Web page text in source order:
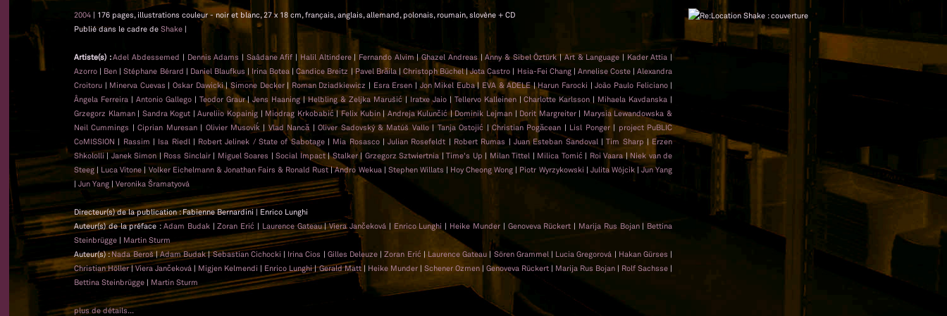
2004 | 176 pages, illustrations couleur - noir et blanc, 27 x 18 cm, français, anglais, allemand, polonais, roumain, slovène + CD
Publié dans le cadre de Shake |
Artiste(s) :Adel Abdessemed | Dennis Adams | Saâdane Afif | Halil Altindere| Fernando Alvim|Ghazel Andreas|Anny & Sibel Öztürk|Art & Language | Kader Attia |
Azorro | Ben |Stéphane Bérard | Daniel Blaufkus | Irina Botea |Candice Breitz | Pavel Brăila | Christoph Büchel|Jota Castro | Hsia-Fei Chang| Annelise Coste |Alexandra
Croitoru | Minerva Cuevas |Oskar Dawicki| Simone Decker| Roman Dziadkiewicz | Esra Ersen | Jon Mikel Euba| EVA & ADELE|Harun Farocki |João Paulo Feliciano|
Ângela Ferreira | Antonio Gallego| Teodor Graur|Jens Haaning|Helbling & Zeljka Marušić| Iratxe Jaio|Tellervo Kalleinen|Charlotte Karlsson | Mihaela Kavdanska |
Grzegorz Klaman| Sandra Kogut |Aureliio Kopainig | Miodrag Krkobabić|Felix Kubin| Andreja Kulunčić|Dominik Lejman| Dorit Margreiter| Marysia Lewandowska &
Neil Cummings |Ciprian Muresan| Olivier Musoviḱ | Vlad Nancă |Oliver Sadovský & Matúš Vallo| Tanja Ostojić |Christian Pogăcean | Lisl Ponger| project PuBLIC
CoMISSION | Rassim | Isa Riedl | Robert Jelinek / State of Sabotage| Mia Rosasco|Julian Rosefeldt | Robert Rumas |Juan Esteban Sandoval |Tim Sharp | Erzen
Shkololli | Janek Simon | Ross Sinclair| Miguel Soares |Social Impact|Stalker| Grzegorz Sztwiertnia |Time's Up | Milan Tittel | Milica Tomić | Roi Vaara | Niek van de
Steeg| Luca Vitone | Volker Eichelmann & Jonathan Fairs & Ronald Rust|Andro Wekua | Stephen Willats | Hoy Cheong Wong | Piotr Wyrzykowski | Julita Wójcik|Jun Yang
| Jun Yang | Veronika Šramatyová
Directeur(s) de la publication : Fabienne Bernardini | Enrico Lunghi
Auteur(s) de la préface : Adam Budak |Zoran Erić | Laurence Gateau|Viera Jančeková | Enrico Lunghi | Heike Munder | Genoveva Rückert | Marija Rus Bojan | Bettina
Steinbrügge | Martin Sturm
Auteur(s) :Nada Beroš|Adam Budak|Sebastian Cichocki | Irina Cios | Gilles Deleuze |Zoran Erić | Laurence Gateau | Sören Grammel | Lucia Gregorová | Hakan Gürses |
Christian Höller|Viera Jančeková | Migjen Kelmendi | Enrico Lunghi|Gerald Matt| Heike Munder | Schener Ozmen | Genoveva Rückert | Marija Rus Bojan | Rolf Sachsse |
Bettina Steinbrügge | Martin Sturm
plus de détails...